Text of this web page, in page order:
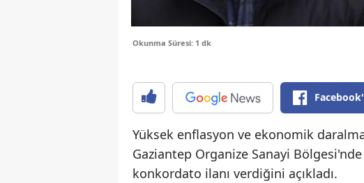
Okunma Süresi: 1 dk
Yüksek enflasyon ve ekonomik
Gaziantep Organize Sanayi
konkordato ilanı verdiğini açıkladı.